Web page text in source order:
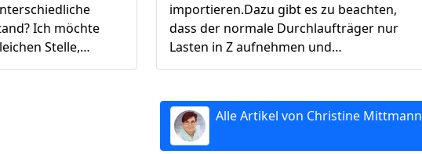
Ich möchte
Stelle,…
importieren.Dazu gibt es zu beachten,
dass der normale Durchlaufträger nur
Lasten in Z aufnehmen und…
Alle Artikel von Christine Mittmann